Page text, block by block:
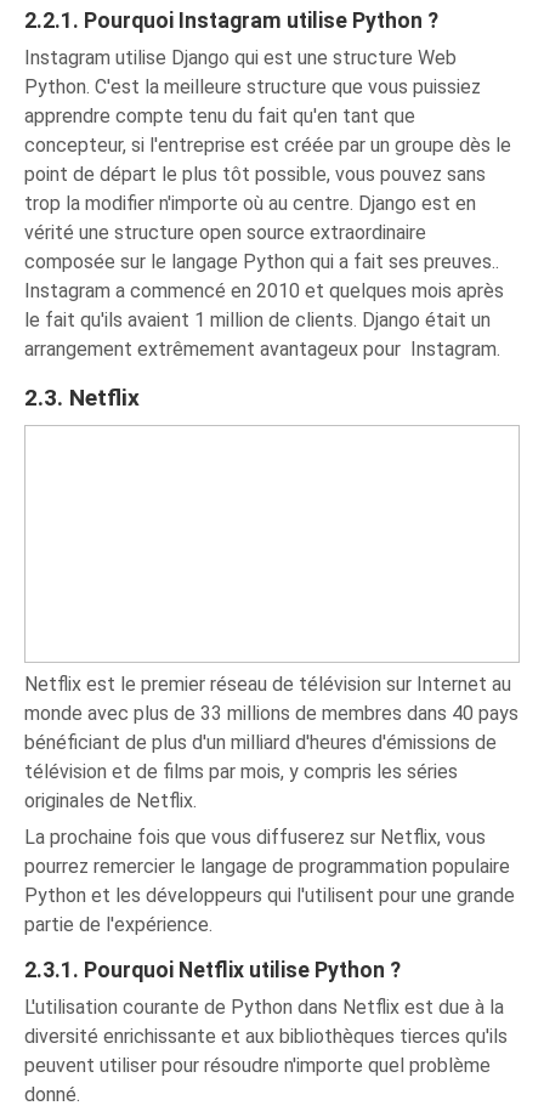
2.2.1. Pourquoi Instagram utilise Python ?
Instagram utilise Django qui est une structure Web
Python. C'est la meilleure structure que vous puissiez
apprendre compte tenu du fait qu'en tant que
concepteur, si l'entreprise est créée par un groupe dès le
point de départ le plus tôt possible, vous pouvez sans
trop la modifier n'importe où au centre. Django est en
vérité une structure open source extraordinaire
composée sur le langage Python qui a fait ses preuves..
Instagram a commencé en 2010 et quelques mois après
le fait qu'ils avaient 1 million de clients. Django était un
arrangement extrêmement avantageux pour Instagram.
2.3. Netflix
Netflix est le premier réseau de télévision sur Internet au
monde avec plus de 33 millions de membres dans 40 pays
bénéficiant de plus d'un milliard d'heures d'émissions de
télévision et de films par mois, y compris les séries
originales de Netflix.
La prochaine fois que vous diffuserez sur Netflix, vous
pourrez remercier le langage de programmation populaire
Python et les développeurs qui l'utilisent pour une grande
partie de l'expérience.
2.3.1. Pourquoi Netflix utilise Python ?
L'utilisation courante de Python dans Netflix est due à la
diversité enrichissante et aux bibliothèques tierces qu'ils
peuvent utiliser pour résoudre n'importe quel problème
donné.